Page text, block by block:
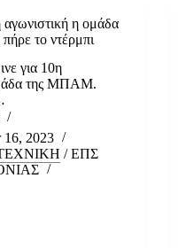
αγωνιστική η ομάδα
το ντέρμπι
για 10η
της ΜΠΑΜ.
16, 2023
/ΕΠΣ